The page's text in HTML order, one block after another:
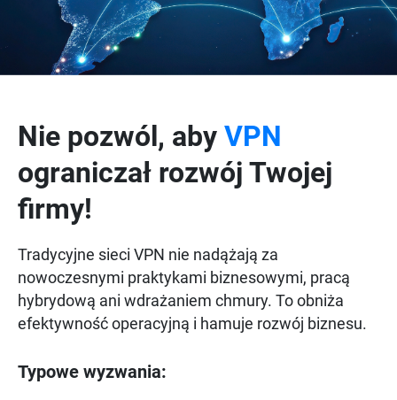
Nie pozwól, aby VPN
ograniczał rozwój Twojej
firmy!
Tradycyjne sieci VPN nie nadążają za
nowoczesnymi praktykami biznesowymi, pracą
hybrydową ani wdrażaniem chmury. To obniża
efektywność operacyjną i hamuje rozwój biznesu.
Typowe wyzwania: